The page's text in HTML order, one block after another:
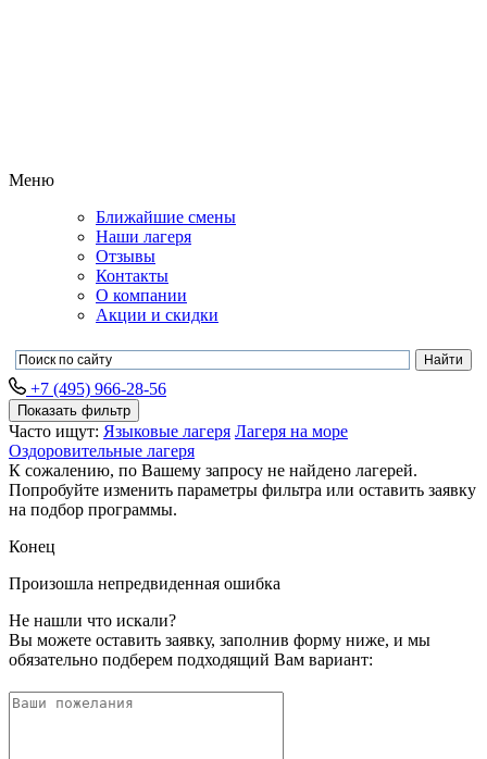
Меню
Ближайшие смены
Наши лагеря
Отзывы
Контакты
О компании
Акции и скидки
+7 (495) 966-28-56
Показать фильтр
Часто ищут: Языковые лагеря Лагеря на море
Оздоровительные лагеря
К сожалению, по Вашему запросу не найдено лагерей.
Попробуйте изменить параметры фильтра или оставить заявку
на подбор программы.
Конец
Произошла непредвиденная ошибка
Не нашли что искали?
Вы можете оставить заявку, заполнив форму ниже, и мы
обязательно подберем подходящий Вам вариант: